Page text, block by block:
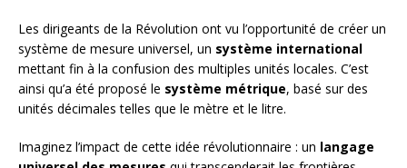
Les dirigeants de la Révolution ont vu l’opportunité de créer un
système de mesure universel, un système international
mettant fin à la confusion des multiples unités locales. C’est
ainsi qu’a été proposé le système métrique, basé sur des
unités décimales telles que le mètre et le litre.
Imaginez l’impact de cette idée révolutionnaire : un langage